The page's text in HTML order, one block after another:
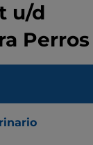
u/d
Perros